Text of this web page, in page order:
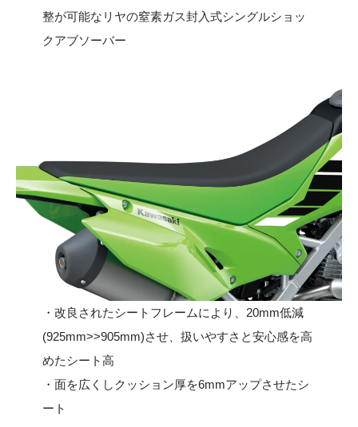
整が可能なリヤの窒素ガス封入式シングルショッ
クアブソーバー
・改良されたシートフレームにより、20mm低減
(925mm>>905mm)させ、扱いやすさと安心感を高
めたシート高
・面を広くしクッション厚を6mmアップさせたシ
ート